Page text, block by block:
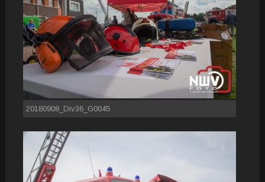
20180908_Div36_G0045